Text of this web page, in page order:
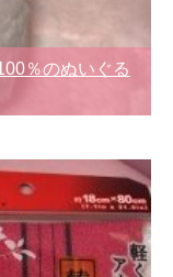
％のぬいぐる